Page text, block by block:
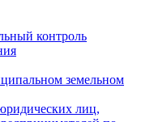
контроль
земельном
лиц,